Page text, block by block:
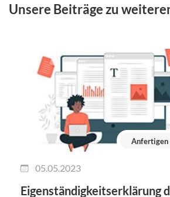
Unsere Beiträge zu
Anfertigen
05.05.2023
Eigenständigkeitserklärung